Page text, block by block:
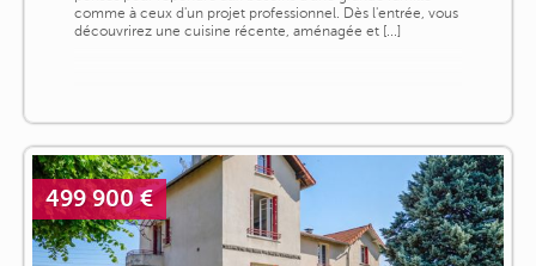
comme à ceux d'un projet professionnel. Dès l'entrée, vous
découvrirez une cuisine récente, aménagée et [...]
499 900 €